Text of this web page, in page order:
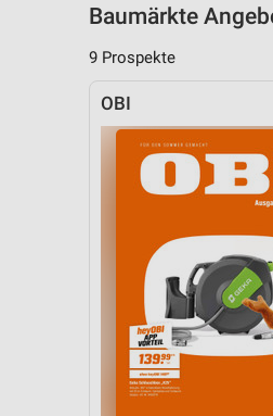
Baumärkte
9 Prospekte
OBI
Nicht-IAB-Verarbeitungszwecke:
Funktional